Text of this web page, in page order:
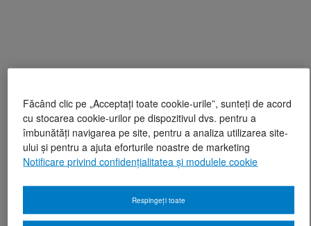
Făcând clic pe „Acceptați toate cookie-urile”, sunteți de acord
cu stocarea cookie-urilor pe dispozitivul dvs. pentru a
îmbunătăți navigarea pe site, pentru a analiza utilizarea site-
ului și pentru a ajuta eforturile noastre de marketing
Notificare privind confidențialitatea și modulele cookie
Respingeți toate